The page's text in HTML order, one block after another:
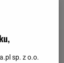
ceny.
sp. z o.o.